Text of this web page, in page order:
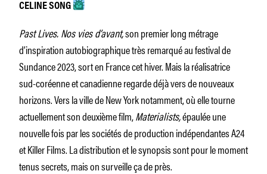
CELINE SONG
Past Lives. Nos vies d’avant,son premier long métrage
d’inspiration autobiographique très remarqué au festival de
Sundance 2023, sort en France cet hiver. Mais la réalisatrice
sud-coréenne et canadienne regarde déjà vers de nouveaux
horizons. Vers la ville de New York notamment, où elle tourne
actuellement son deuxième film,Materialists,épaulée une
nouvelle fois par les sociétés de production indépendantes A24
et Killer Films. La distribution et le synopsis sont pour le moment
tenus secrets, mais on surveille ça de près.